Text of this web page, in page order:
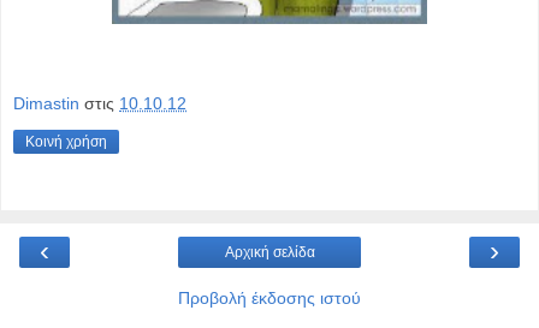
Dimastin στις 10.10.12
Κοινή χρήση
‹ ›
Αρχική σελίδα
Προβολή έκδοσης ιστού